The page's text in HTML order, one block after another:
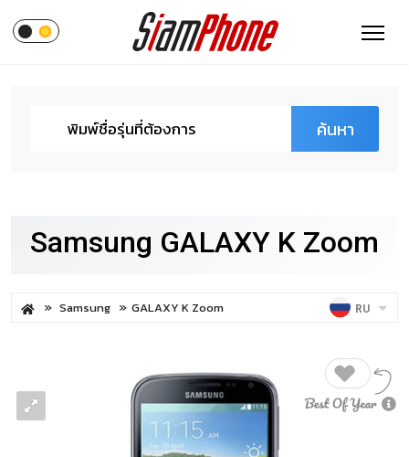
ค้นหา
Samsung GALAXY K Zoom
Samsung GALAXY K Zoom RU